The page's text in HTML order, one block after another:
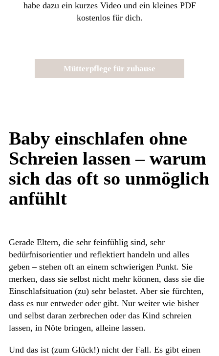
habe dazu ein kurzes Video und ein kleines PDF
kostenlos für dich.
Mütterpflege für zuhause
Baby einschlafen ohne
Schreien lassen – warum
sich das oft so unmöglich
anfühlt
Gerade Eltern, die sehr feinfühlig sind, sehr
bedürfnisorientier und reflektiert handeln und alles
geben – stehen oft an einem schwierigen Punkt. Sie
merken, dass sie selbst nicht mehr können, dass sie die
Einschlafsituation (zu) sehr belastet. Aber sie fürchten,
dass es nur entweder oder gibt. Nur weiter wie bisher
und selbst daran zerbrechen oder das Kind schreien
lassen, in Nöte bringen, alleine lassen.
Und das ist (zum Glück!) nicht der Fall. Es gibt einen